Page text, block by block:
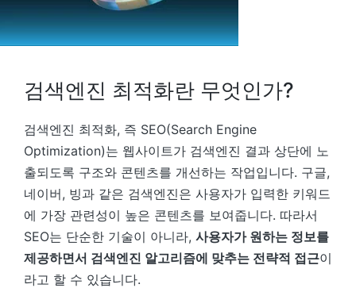
검색엔진 최적화란 무엇인가?
검색엔진 최적화, 즉 SEO(Search Engine
Optimization)는 웹사이트가 검색엔진 결과 상단에 노
출되도록 구조와 콘텐츠를 개선하는 작업입니다. 구글,
네이버, 빙과 같은 검색엔진은 사용자가 입력한 키워드
에 가장 관련성이 높은 콘텐츠를 보여줍니다. 따라서
SEO는 단순한 기술이 아니라, 사용자가 원하는 정보를
제공하면서 검색엔진 알고리즘에 맞추는 전략적 접근이
라고 할 수 있습니다.